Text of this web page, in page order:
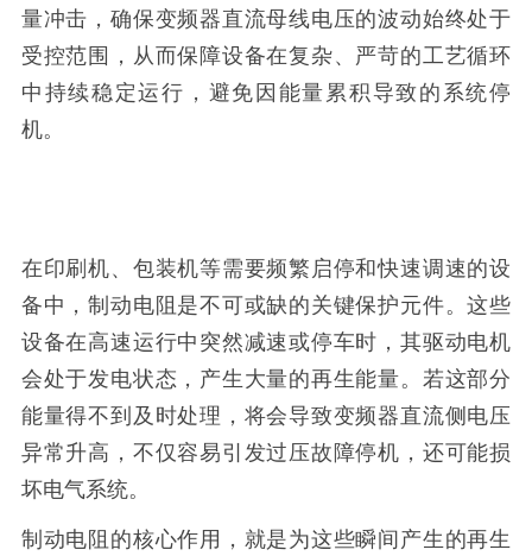
量冲击，确保变频器直流母线电压的波动始终处于
受控范围，从而保障设备在复杂、严苛的工艺循环
中持续稳定运行，避免因能量累积导致的系统停
机。
在印刷机、包装机等需要频繁启停和快速调速的设
备中，制动电阻是不可或缺的关键保护元件。这些
设备在高速运行中突然减速或停车时，其驱动电机
会处于发电状态，产生大量的再生能量。若这部分
能量得不到及时处理，将会导致变频器直流侧电压
异常升高，不仅容易引发过压故障停机，还可能损
坏电气系统。
制动电阻的核心作用，就是为这些瞬间产生的再生